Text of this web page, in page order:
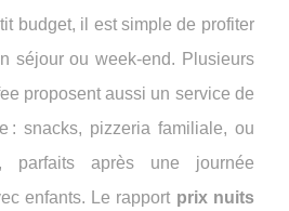
budget, il est simple de profiter
séjour ou week-end. Plusieurs
proposent aussi un service de
: snacks, pizzeria familiale, ou
parfaits après une journée
enfants. Le rapport prix nuits